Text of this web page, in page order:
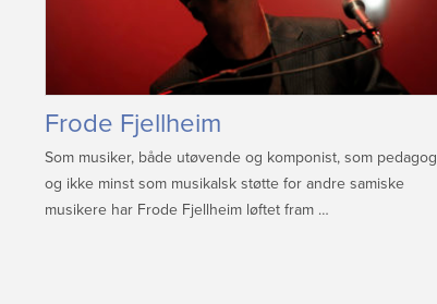
Frode Fjellheim
Som musiker, både utøvende og komponist, som pedagog
og ikke minst som musikalsk støtte for andre samiske
musikere har Frode Fjellheim løftet fram …